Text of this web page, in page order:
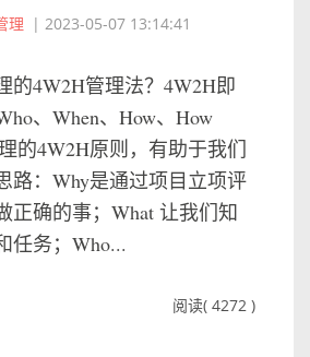
理 | 2023-05-07 13:14:41
的4W2H管理法？4W2H即
、When、How、How
的4W2H原则，有助于我们
路：Why是通过项目立项评
正确的事；What 让我们知
任务；Who...
阅读( 4272 )